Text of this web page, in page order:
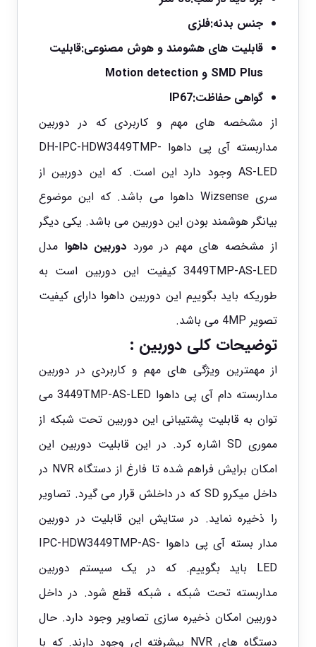
جنس بدنه:فلزی
قابلیت های هشومند و هوش مصنوعی:قابلیت
SMD Plus و Motion detection
گواهی حفاظت:IP67
از مشخصه های مهم و کاربردی که در دوربین
مداربسته آی پی داهوا DH-IPC-HDW3449TMP-
AS-LED وجود دارد این است. که این دوربین از
سری Wizsense داهوا می باشد. که این موضوع
بیانگر هوشمند بودن این دوربین می باشد. یکی دیگر
از مشخصه های مهم در مورد دوربین داهوا مدل
3449TMP-AS-LED کیفیت این دوربین است به
طوریکه باید بگوییم این دوربین داهوا دارای کیفیت
تصویر 4MP می باشد.
توضیحات کلی دوربین :
از مهمترین ویژگی های مهم و کاربردی در دوربین
مداربسته دام آی پی داهوا 3449TMP-AS-LED می
توان به قابلیت پشتیبانی این دوربین تحت شبکه از
مموری SD اشاره کرد. در این قابلیت دوربین این
امکان برایش فراهم شده تا فارغ از دستگاه NVR در
داخل میکرو SD که در داخلش قرار می گیرد. تصاویر
را ذخیره نماید. در ستایش این قابلیت در دوربین
مدار بسته آی پی داهوا IPC-HDW3449TMP-AS-
LED باید بگوییم. که در یک سیستم دوربین
مداربسته تحت شبکه ، شبکه قطع شود. در داخل
دوربین امکان ذخیره سازی تصاویر وجود دارد. حال
دستگاه های NVR پیشرفته ای وجود دارند. که با